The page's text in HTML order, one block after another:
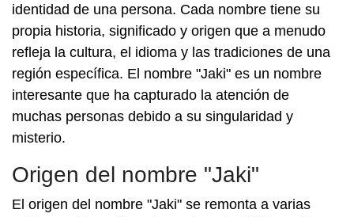
identidad de una persona. Cada nombre tiene su
propia historia, significado y origen que a menudo
refleja la cultura, el idioma y las tradiciones de una
región específica. El nombre "Jaki" es un nombre
interesante que ha capturado la atención de
muchas personas debido a su singularidad y
misterio.
Origen del nombre "Jaki"
El origen del nombre "Jaki" se remonta a varias